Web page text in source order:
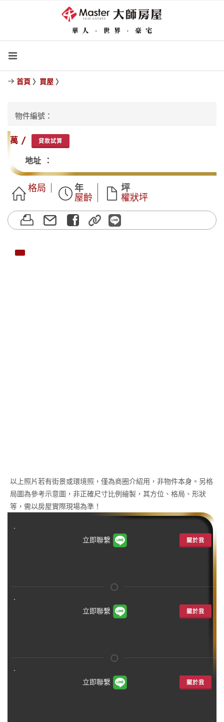
首頁 〉 買屋 〉
物件編號：
萬 / 貸款試算
地址 ：
格局
年
屋齡
坪
權狀坪
以上照片若有街景或環境照，僅為商圈介紹用，非物件本身。另格
局圖為參考示意圖，非正確尺寸比例繪製，其方位、格局、形狀
等，需以房屋實際現場為準！
關於我
立即聯繫
關於我
立即聯繫
關於我
立即聯繫